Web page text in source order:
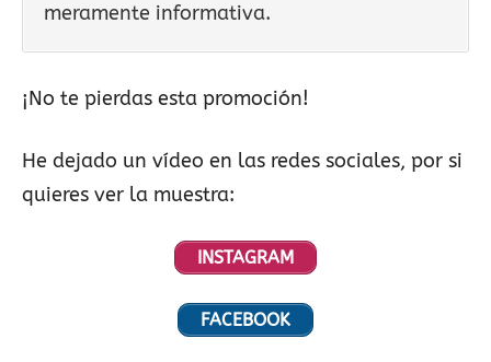
meramente informativa.
¡No te pierdas esta promoción!
He dejado un vídeo en las redes sociales, por si
quieres ver la muestra:
INSTAGRAM
FACEBOOK